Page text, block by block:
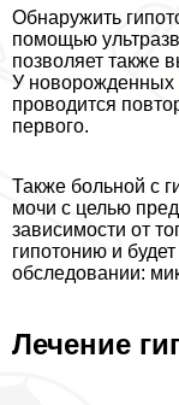
Обнаружить
помощью
позволяет также
У новорожденных
проводится
первого.
Также больной с
мочи с целью
зависимости от
гипотонию и
обследовании:
Лечение